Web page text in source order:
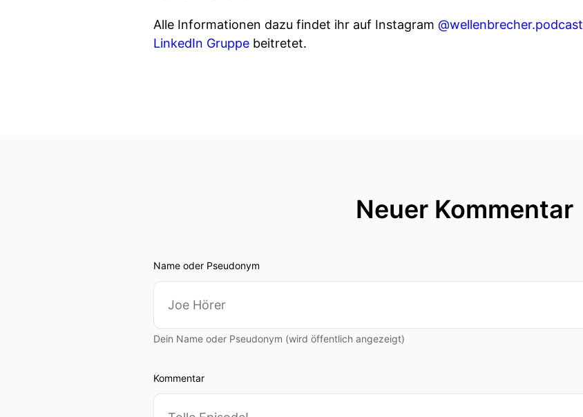
Alle Informationen dazu findet ihr auf Instagram @wellenbrecher.podcast
LinkedIn Gruppe beitretet.
Neuer Kommentar
Name oder Pseudonym
Dein Name oder Pseudonym (wird öffentlich angezeigt)
Kommentar